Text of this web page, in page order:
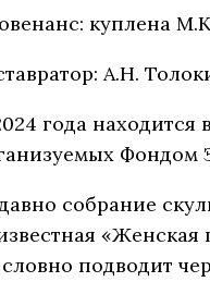
куплена
А.Н.
года находится
Фондом
собрание
«Женская
подводит